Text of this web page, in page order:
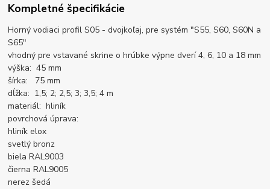
Kompletné špecifikácie
Horný vodiaci profil S05 - dvojkoľaj, pre systém "S55, S60, S60N a
S65"
vhodný pre vstavané skrine o hrúbke výpne dverí 4, 6, 10 a 18 mm
výška: 45 mm
šírka: 75 mm
dĺžka: 1,5; 2; 2,5; 3; 3,5; 4 m
materiál: hliník
povrchová úprava:
hliník elox
svetlý bronz
biela RAL9003
čierna RAL9005
nerez šedá